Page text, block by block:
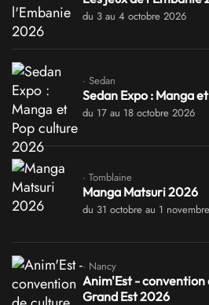
du 3 au 4 octobre 2026
· Sedan
Sedan Expo : Manga
du 17 au 18 octobre 2026
· Tomblaine
Manga Matsuri 2026
du 31 octobre au 1
· Nancy
Anim'Est - convention
Grand Est 2026